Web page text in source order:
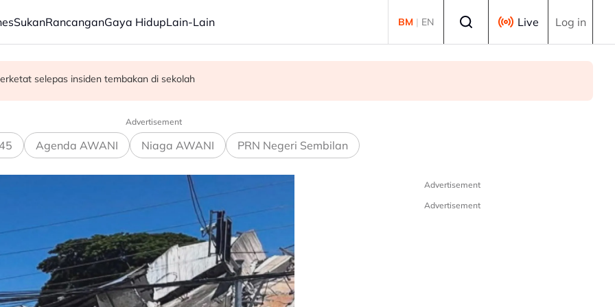
SukanRancanganGaya HidupLain-Lain BM | EN Live Log in
audio siar sentuh isu sensitiviti agama
selepas insiden tembakan di sekolah
Advertisement
Agenda AWANI Niaga AWANI PRN Negeri Sembilan
Advertisement
Advertisement